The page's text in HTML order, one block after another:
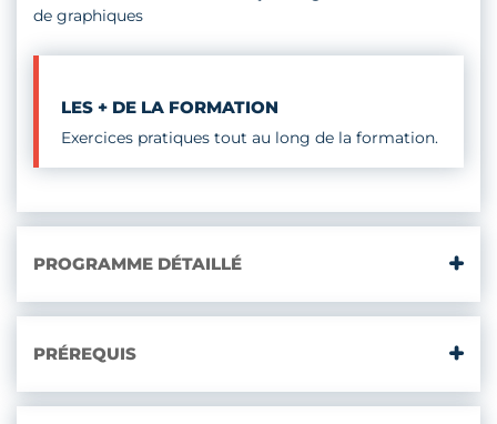
de graphiques
LES + DE LA FORMATION
Exercices pratiques tout au long de la formation.
PROGRAMME DÉTAILLÉ
PRÉREQUIS